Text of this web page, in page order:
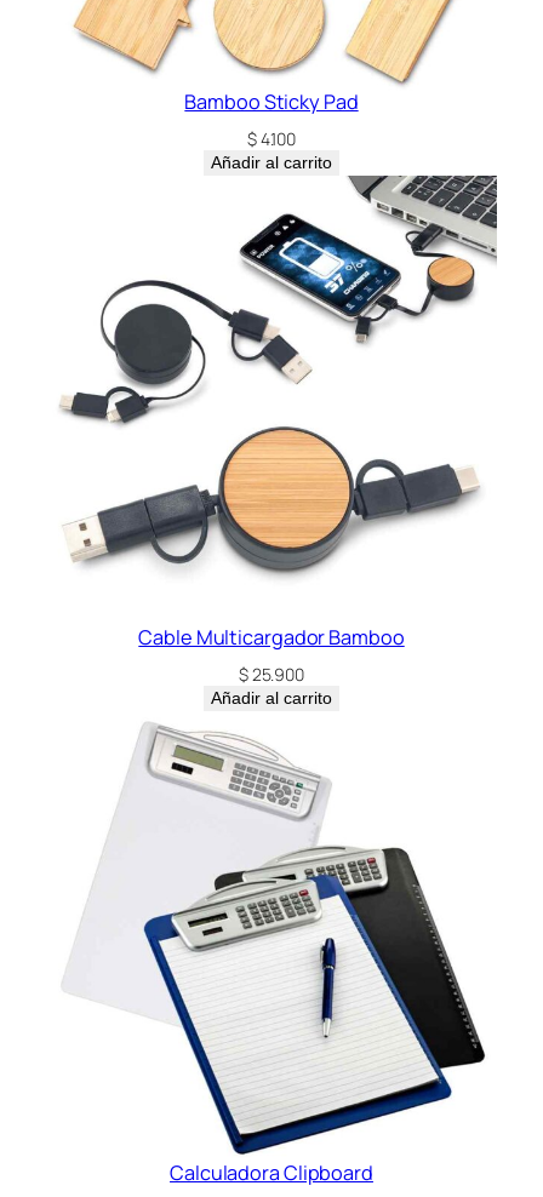
Bamboo Sticky Pad
$4.100
Añadir al carrito
Cable Multicargador Bamboo
$25.900
Añadir al carrito
Calculadora Clipboard